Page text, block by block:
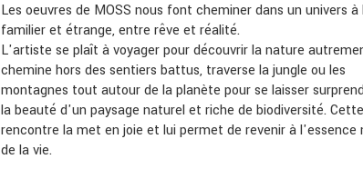
Les oeuvres de MOSS nous font cheminer dans un univers à
familier et étrange, entre rêve et réalité.
L'artiste se plaît à voyager pour découvrir la nature
chemine hors des sentiers battus, traverse la jungle ou les
montagnes tout autour de la planète pour se laisser
la beauté d'un paysage naturel et riche de biodiversité. Cette
rencontre la met en joie et lui permet de revenir à l'essence
de la vie.